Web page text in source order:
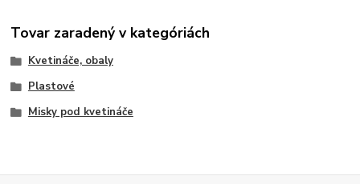
Tovar zaradený v kategóriách
Kvetináče, obaly
Plastové
Misky pod kvetináče